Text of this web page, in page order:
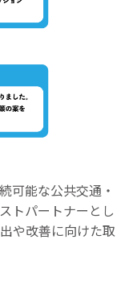
可能な公共交通・
トパートナーとし
や改善に向けた取